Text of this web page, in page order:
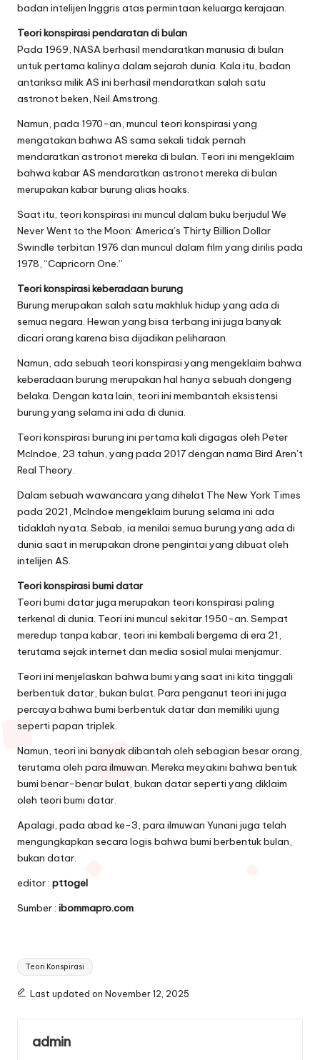
badan intelijen Inggris atas permintaan keluarga kerajaan.
Teori konspirasi pendaratan di bulan
Pada 1969, NASA berhasil mendaratkan manusia di bulan
untuk pertama kalinya dalam sejarah dunia. Kala itu, badan
antariksa milik AS ini berhasil mendaratkan salah satu
astronot beken, Neil Amstrong.
Namun, pada 1970-an, muncul teori konspirasi yang
mengatakan bahwa AS sama sekali tidak pernah
mendaratkan astronot mereka di bulan. Teori ini mengeklaim
bahwa kabar AS mendaratkan astronot mereka di bulan
merupakan kabar burung alias hoaks.
Saat itu, teori konspirasi ini muncul dalam buku berjudul We
Never Went to the Moon: America’s Thirty Billion Dollar
Swindle terbitan 1976 dan muncul dalam film yang dirilis pada
1978, “Capricorn One.”
Teori konspirasi keberadaan burung
Burung merupakan salah satu makhluk hidup yang ada di
semua negara. Hewan yang bisa terbang ini juga banyak
dicari orang karena bisa dijadikan peliharaan.
Namun, ada sebuah teori konspirasi yang mengeklaim bahwa
keberadaan burung merupakan hal hanya sebuah dongeng
belaka. Dengan kata lain, teori ini membantah eksistensi
burung yang selama ini ada di dunia.
Teori konspirasi burung ini pertama kali digagas oleh Peter
McIndoe, 23 tahun, yang pada 2017 dengan nama Bird Aren’t
Real Theory.
Dalam sebuah wawancara yang dihelat The New York Times
pada 2021, McIndoe mengeklaim burung selama ini ada
tidaklah nyata. Sebab, ia menilai semua burung yang ada di
dunia saat in merupakan drone pengintai yang dibuat oleh
intelijen AS.
Teori konspirasi bumi datar
Teori bumi datar juga merupakan teori konspirasi paling
terkenal di dunia. Teori ini muncul sekitar 1950-an. Sempat
meredup tanpa kabar, teori ini kembali bergema di era 21,
terutama sejak internet dan media sosial mulai menjamur.
Teori ini menjelaskan bahwa bumi yang saat ini kita tinggali
berbentuk datar, bukan bulat. Para penganut teori ini juga
percaya bahwa bumi berbentuk datar dan memiliki ujung
seperti papan triplek.
Namun, teori ini banyak dibantah oleh sebagian besar orang,
terutama oleh para ilmuwan. Mereka meyakini bahwa bentuk
bumi benar-benar bulat, bukan datar seperti yang diklaim
oleh teori bumi datar.
Apalagi, pada abad ke-3, para ilmuwan Yunani juga telah
mengungkapkan secara logis bahwa bumi berbentuk bulan,
bukan datar.
editor : pttogel
Sumber : ibommapro.com
Tags:
Teori Konspirasi
Last updated on November 12, 2025
admin